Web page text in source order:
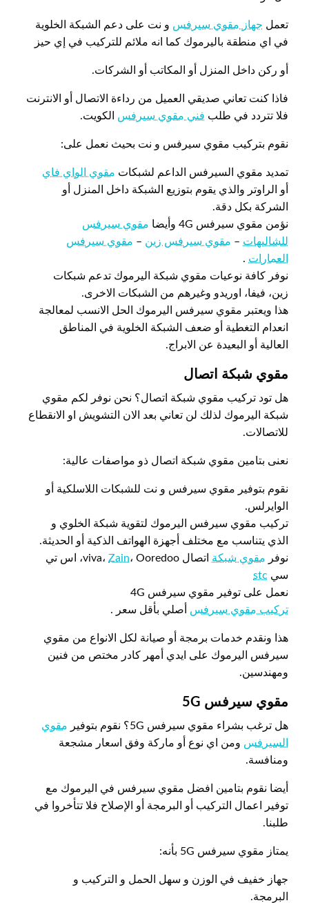
تعمل جهاز مقوي سيرفس و نت على دعم الشبكة الخلوية
في اي منطقة باليرموك كما انه ملائم للتركيب في إي حيز
أو ركن داخل المنزل أو المكاتب أو الشركات.
فاذا كنت تعاني صديقي العميل من رداءة الاتصال أو الانترنت
فلا تتردد في طلب فني مقوي سيرفس الكويت.
نقوم بتركيب مقوي سيرفس و نت بحيث نعمل على:
تمديد مقوي السيرفس الداعم لشبكات مقوي الواي فاي
أو الراوتر والذي يقوم بتوزيع الشبكة داخل المنزل أو
الشركة بكل دقة.
نؤمن مقوي سيرفس 4G وأيضا
مقوي سيرفس
للشاليهات – مقوي سيرفس زين – مقوي سيرفس
العمارات .
نوفر كافة نوعيات مقوي شبكة اليرموك تدعم شبكات
زين، فيفا، اوريدو وغيرهم من الشبكات الاخرى.
هذا ويعتبر مقوي سيرفس اليرموك الحل الانسب لمعالجة
انعدام التغطية أو ضعف الشبكة الخلوية في المناطق
العالية أو البعيدة عن الابراج.
مقوي شبكة اتصال
هل تود تركيب مقوي شبكة اتصال؟ نحن نوفر لكم مقوي
شبكة اليرموك لذلك لن تعاني بعد الان التشويش او الانقطاع
للاتصالات.
نعنى بتامين مقوي شبكة اتصال ذو مواصفات عالية:
نقوم بتوفير مقوي سيرفس و نت للشبكات اللاسلكية أو
الوايرلس.
تركيب مقوي سيرفس اليرموك لتقوية شبكة الخلوي و
الذي يتناسب مع مختلف أجهزة الهواتف الذكية أو الحديثة.
نوفر مقوي شبكة اتصال viva، Zain
، Ooredoo، اس تي
سي stc
نعمل على توفير مقوي سيرفس 4G
تركيب مقوي سيرفس أصلي بأقل سعر .
هذا ونقدم خدمات برمجة أو صيانة لكل الانواع من مقوي
سيرفس اليرموك على ايدي أمهر كادر مختص من فنين
ومهندسين.
مقوي سيرفس 5 G
هل ترغب بشراء مقوي سيرفس 5G؟ نقوم بتوفير
مقوي
السيرفس ومن اي نوع أو ماركة وفق اسعار مشجعة
ومنافسة.
أيضا نقوم بتامين افضل مقوي سيرفس في اليرموك مع
توفير اعمال التركيب أو البرمجة أو الإصلاح فلا تتأخروا في
طلبنا.
يمتاز مقوي سيرفس 5G بأنه:
جهاز خفيف في الوزن و سهل الحمل و التركيب و
البرمجة.